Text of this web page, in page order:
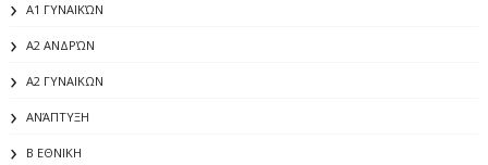
Α1 ΓΥΝΑΙΚΏΝ
Α2 ΑΝΔΡΏΝ
Α2 ΓΥΝΑΙΚΩΝ
ΑΝΆΠΤΥΞΗ
Β ΕΘΝΙΚΗ